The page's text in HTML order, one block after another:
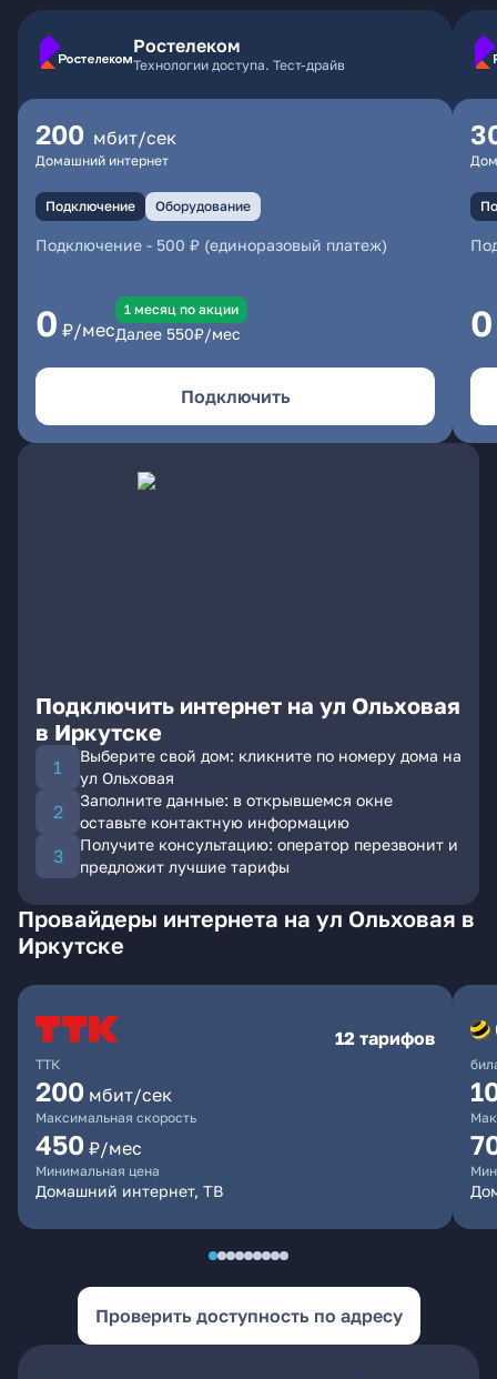
Ростелеком
Технологии доступа. Тест-драйв
200 мбит/сек
Домашний интернет
Подключение Оборудование
Подключение - 500 ₽ (единоразовый платеж)
0 ₽/мес
1 месяц по акции
Далее 550₽/мес
Подключить
0
Подключить интернет на ул Ольховая
в Иркутске
Выберите свой дом: кликните по номеру дома на
ул Ольховая
Заполните данные: в открывшемся окне
оставьте контактную информацию
Получите консультацию: оператор перезвонит и
предложит лучшие тарифы
Провайдеры интернета на ул Ольховая в
Иркутске
ТТК
12 тарифов
200 мбит/сек
Максимальная скорость
450 ₽/мес
Минимальная цена
Домашний интернет, ТВ
Проверить доступность по адресу